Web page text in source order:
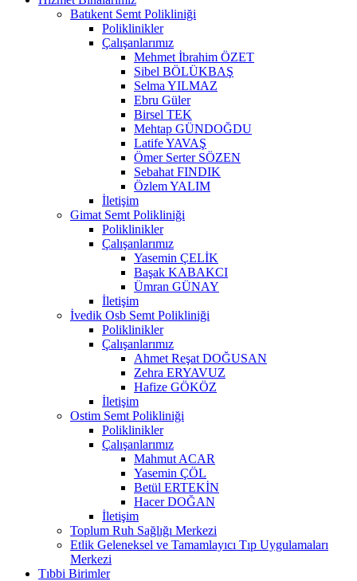
Batıkent Semt Polikliniği
Poliklinikler
Çalışanlarımız
Mehmet İbrahim ÖZET
Sibel BÖLÜKBAŞ
Selma YILMAZ
Ebru Güler
Birsel TEK
Mehtap GÜNDOĞDU
Latife YAVAŞ
Ömer Serter SÖZEN
Sebahat FINDIK
Özlem YALIM
İletişim
Gimat Semt Polikliniği
Poliklinikler
Çalışanlarımız
Yasemin ÇELİK
Başak KABAKCI
Ümran GÜNAY
İletişim
İvedik Osb Semt Polikliniği
Poliklinikler
Çalışanlarımız
Ahmet Reşat DOĞUSAN
Zehra ERYAVUZ
Hafize GÖKÖZ
İletişim
Ostim Semt Polikliniği
Poliklinikler
Çalışanlarımız
Mahmut ACAR
Yasemin ÇÖL
Betül ERTEKİN
Hacer DOĞAN
İletişim
Toplum Ruh Sağlığı Merkezi
Etlik Geleneksel ve Tamamlayıcı Tıp Uygulamaları
Merkezi
Tıbbi Birimler